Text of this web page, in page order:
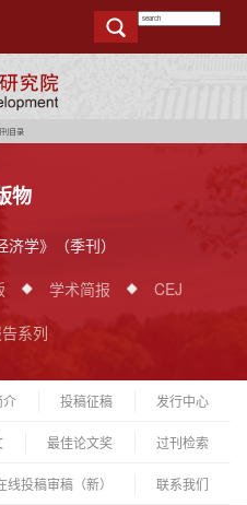
目录
物
济学》（季刊）
学术简报
CEJ
系列
介 投稿征稿 发行中心
最佳论文奖 过刊检索
线投稿审稿（新） 联系我们